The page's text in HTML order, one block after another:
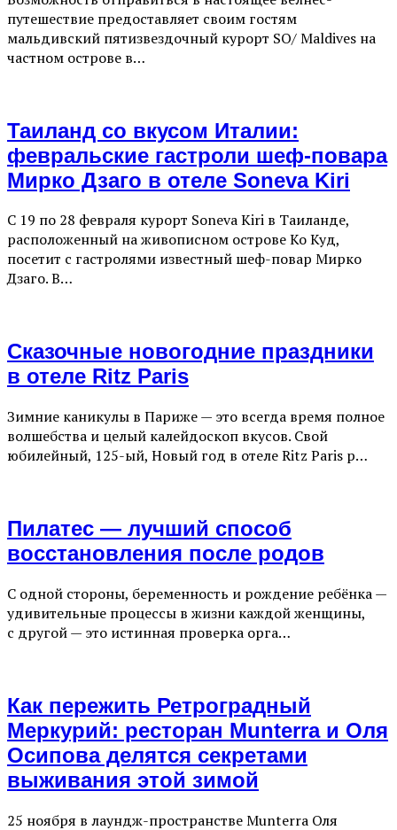
путешествие предоставляет своим гостям
мальдивский пятизвездочный курорт SO/ Maldives на
частном острове в…
Таиланд со вкусом Италии:
февральские гастроли шеф-повара
Мирко Дзаго в отеле Soneva Kiri
С 19 по 28 февраля курорт Soneva Kiri в Таиланде,
расположенный на живописном острове Ко Куд,
посетит с гастролями известный шеф-повар Мирко
Дзаго. В…
Сказочные новогодние праздники
в отеле Ritz Paris
Зимние каникулы в Париже — это всегда время полное
волшебства и целый калейдоскоп вкусов. Свой
юбилейный, 125-ый, Новый год в отеле Ritz Paris р…
Пилатес — лучший способ
восстановления после родов
С одной стороны, беременность и рождение ребёнка —
удивительные процессы в жизни каждой женщины,
с другой — это истинная проверка орга…
Как пережить Ретроградный
Меркурий: ресторан Munterra и Оля
Осипова делятся секретами
выживания этой зимой
25 ноября в лаундж-пространстве Munterra Оля